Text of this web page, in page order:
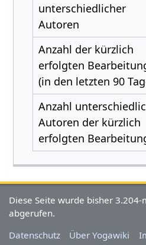
unterschiedlicher
Autoren
Anzahl der kürzlich
erfolgten
(in den letzten 90
Anzahl
Autoren der kürzlich
erfolgten
Diese Seite wurde bisher 3.204-
abgerufen.
Datenschutz
Über Yogawiki